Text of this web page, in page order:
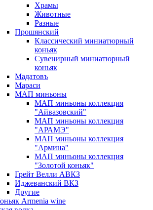
Храмы
Животные
Разные
Прошянский
Классический миниатюрный
коньяк
Сувенирный миниатюрный
коньяк
Мадатовъ
Мараси
МАП миньоны
МАП миньоны коллекция
"Айвазовский"
МАП миньоны коллекция
"АРАМЭ"
МАП миньоны коллекция
"Армина"
МАП миньоны коллекция
"Золотой коньяк"
Грейт Велли АВКЗ
Иджеванский ВКЗ
Другие
Armenia wine